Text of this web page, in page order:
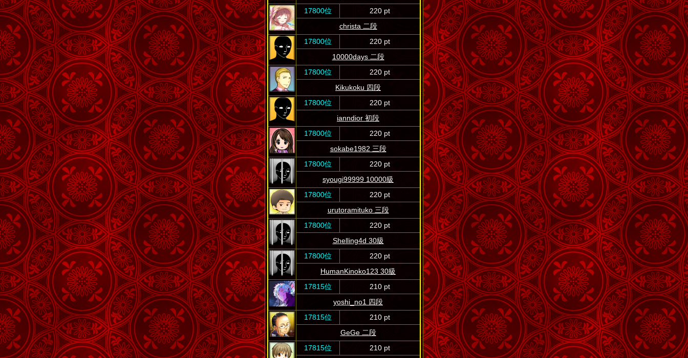
17800位
220 pt
christa 二段
17800位
220 pt
10000days 二段
17800位
220 pt
Kikukoku 四段
17800位
220 pt
ianndior 初段
17800位
220 pt
sokabe1982 三段
17800位
220 pt
syougi99999 10000級
17800位
220 pt
urutoramituko 三段
17800位
220 pt
Shelling4d 30級
17800位
220 pt
HumanKinoko123 30級
17815位
210 pt
yoshi_no1 四段
17815位
210 pt
GeGe 二段
17815位
210 pt